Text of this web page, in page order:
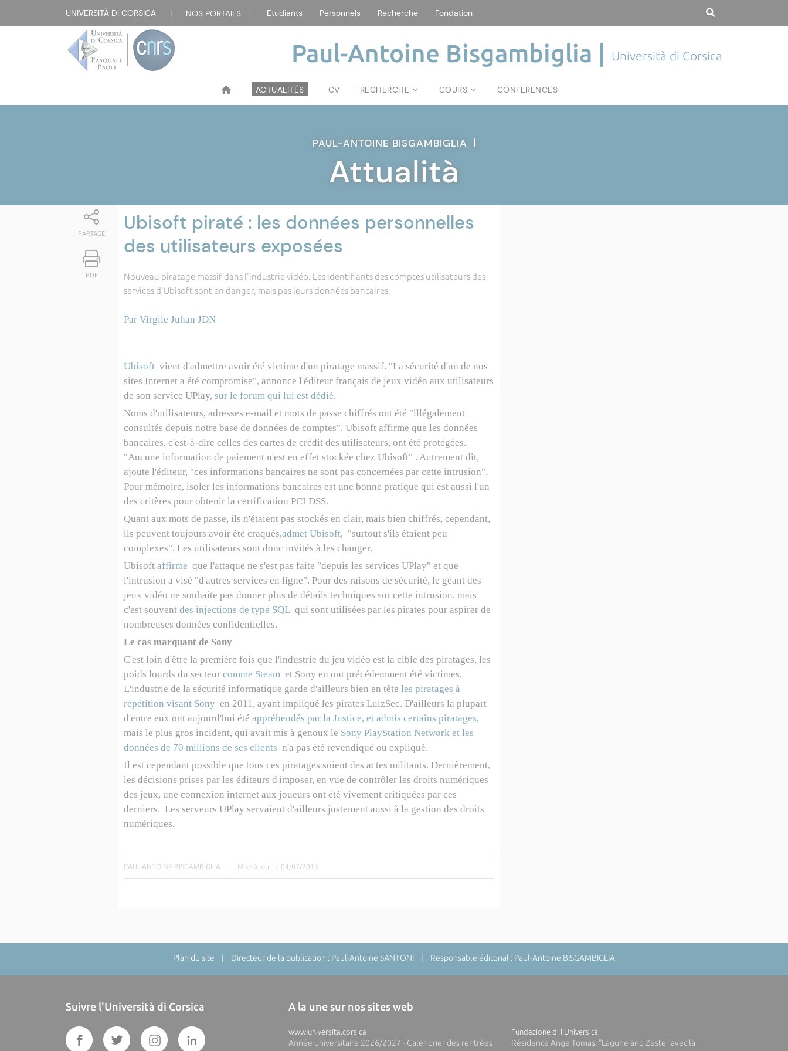
UNIVERSITÀ DI CORSICA | NOS PORTAILS : Etudiants Personnels Recherche Fondation
Paul-Antoine Bisgambiglia | Università di Corsica
ACTUALITÉS CV RECHERCHE COURS CONFERENCES
PAUL-ANTOINE BISGAMBIGLIA |
Attualità
PARTAGE
PDF
Ubisoft piraté : les données personnelles
des utilisateurs exposées
Nouveau piratage massif dans l'industrie vidéo. Les identifiants des comptes utilisateurs des
services d'Ubisoft sont en danger, mais pas leurs données bancaires.
Par Virgile Juhan JDN
Ubisoft vient d'admettre avoir été victime d'un piratage massif. "La sécurité d'un de nos
sites Internet a été compromise", annonce l'éditeur français de jeux vidéo aux utilisateurs
de son service UPlay, sur le forum qui lui est dédié.
Noms d'utilisateurs, adresses e-mail et mots de passe chiffrés ont été "illégalement
consultés depuis notre base de données de comptes". Ubisoft affirme que les données
bancaires, c'est-à-dire celles des cartes de crédit des utilisateurs, ont été protégées.
"Aucune information de paiement n'est en effet stockée chez Ubisoft" . Autrement dit,
ajoute l'éditeur, "ces informations bancaires ne sont pas concernées par cette intrusion".
Pour mémoire, isoler les informations bancaires est une bonne pratique qui est aussi l'un
des critères pour obtenir la certification PCI DSS.
Quant aux mots de passe, ils n'étaient pas stockés en clair, mais bien chiffrés, cependant,
ils peuvent toujours avoir été craqués,admet Ubisoft, "surtout s'ils étaient peu
complexes". Les utilisateurs sont donc invités à les changer.
Ubisoft affirme que l'attaque ne s'est pas faite "depuis les services UPlay" et que
l'intrusion a visé "d'autres services en ligne". Pour des raisons de sécurité, le géant des
jeux vidéo ne souhaite pas donner plus de détails techniques sur cette intrusion, mais
c'est souvent des injections de type SQL qui sont utilisées par les pirates pour aspirer de
nombreuses données confidentielles.
Le cas marquant de Sony
C'est loin d'être la première fois que l'industrie du jeu vidéo est la cible des piratages, les
poids lourds du secteur comme Steam et Sony en ont précédemment été victimes.
L'industrie de la sécurité informatique garde d'ailleurs bien en tête les piratages à
répétition visant Sony en 2011, ayant impliqué les pirates LulzSec. D'ailleurs la plupart
d'entre eux ont aujourd'hui été appréhendés par la Justice, et admis certains piratages,
mais le plus gros incident, qui avait mis à genoux le Sony PlayStation Network et les
données de 70 millions de ses clients n'a pas été revendiqué ou expliqué.
Il est cependant possible que tous ces piratages soient des actes militants. Dernièrement,
les décisions prises par les éditeurs d'imposer, en vue de contrôler les droits numériques
des jeux, une connexion internet aux joueurs ont été vivement critiquées par ces
derniers. Les serveurs UPlay servaient d'ailleurs justement aussi à la gestion des droits
numériques.
PAUL-ANTOINE BISGAMBIGLIA | Mise à jour le 04/07/2013
Plan du site | Directeur de la publication : Paul-Antoine SANTONI | Responsable éditorial : Paul-Antoine BISGAMBIGLIA
Suivre l'Università di Corsica A la une sur nos sites web
www.universita.corsica
Année universitaire 2026/2027 - Calendrier des rentrées
Fundazione di l'Università
Résidence Ange Tomasi "Lagune and Zeste" avec la